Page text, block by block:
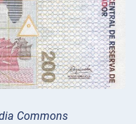
Commons